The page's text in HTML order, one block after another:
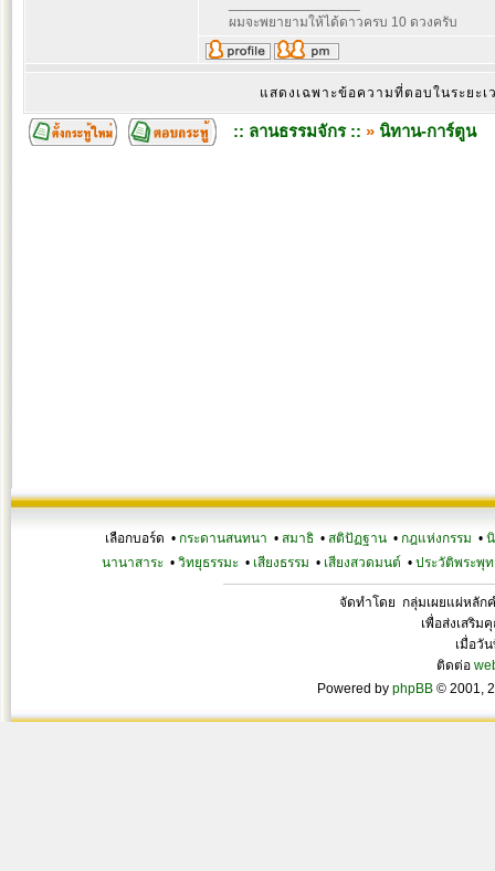
ผมจะพยายามให้ได้ดาวครบ 10 ดวงครับ
แสดงเฉพาะข้อความที่ตอบในระยะ
:: ลานธรรมจักร :: » นิทาน-การ์ตูน
เลือกบอร์ด • กระดานสนทนา • สมาธิ • สติปัฏฐาน • กฎแห่งกรรม •
นานาสาระ• วิทยุธรรมะ• เสียงธรรม • เสียงสวดมนต์ • ประวัติพระพุท
จัดทำโดย กลุ่มเผยแผ่หลัก
เพื่อส่งเสริม
เมื่อวั
ติดต่อ
Powered by phpBB © 2001,